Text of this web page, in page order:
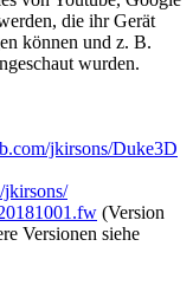
jkirsons/Duke3D
jkirsons/
(Version
Versionen siehe